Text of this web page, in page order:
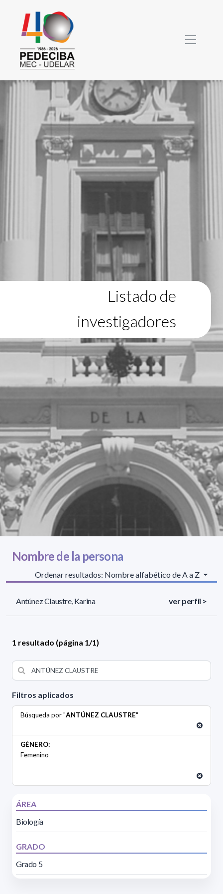
Listado de
investigadores
Filtros aplicados
Búsqueda por "ANTÚNEZ CLAUSTRE"
GÉNERO:
Femenino
ÁREA
Biología
GRADO
Grado 5
Nombre de la persona
Ordenar resultados: Nombre alfabético de A a Z
Antúnez Claustre, Karina ver perfil >
1 resultado (página 1/1)